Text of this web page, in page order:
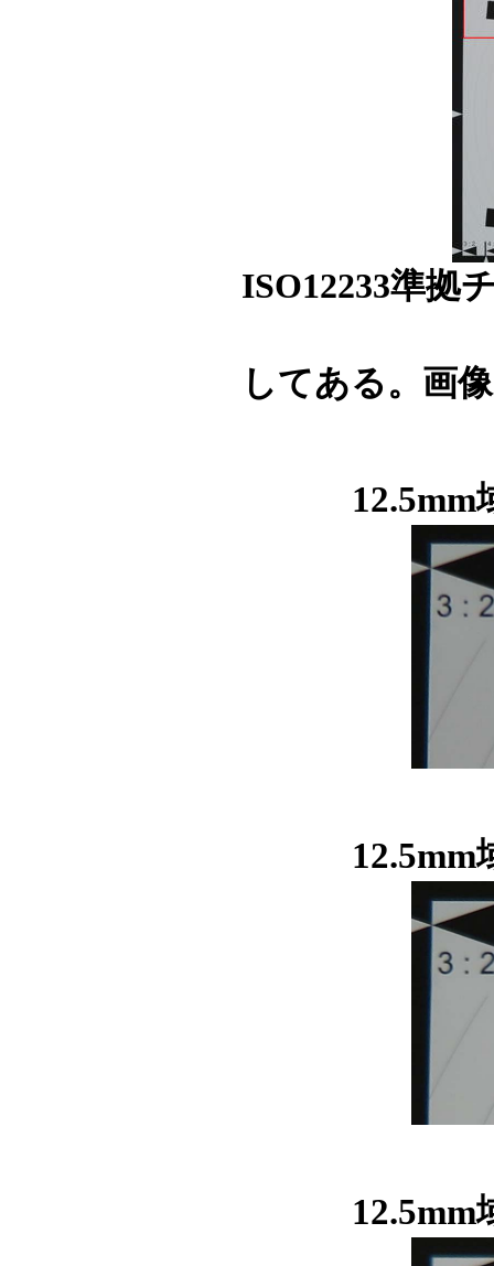
ISO12233準拠
してある。画
12.5mm
12.5mm
12.5mm